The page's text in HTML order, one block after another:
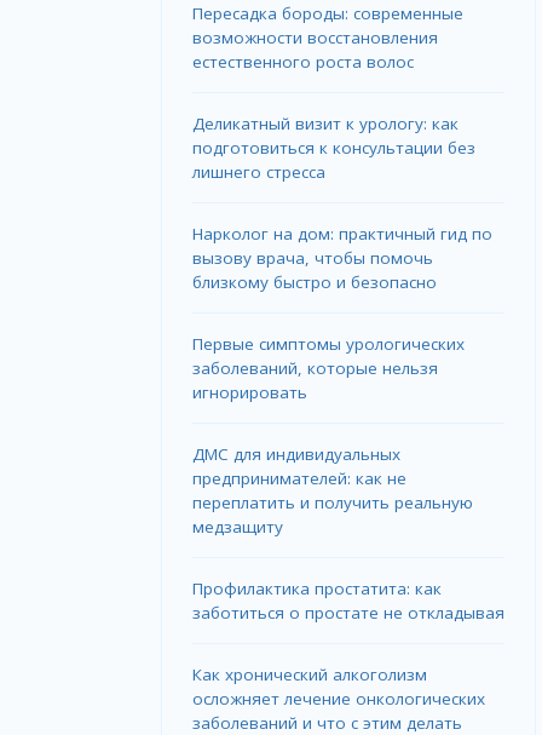
Пересадка бороды: современные
возможности восстановления
естественного роста волос
Деликатный визит к урологу: как
подготовиться к консультации без
лишнего стресса
Нарколог на дом: практичный гид по
вызову врача, чтобы помочь
близкому быстро и безопасно
Первые симптомы урологических
заболеваний, которые нельзя
игнорировать
ДМС для индивидуальных
предпринимателей: как не
переплатить и получить реальную
медзащиту
Профилактика простатита: как
заботиться о простате не откладывая
Как хронический алкоголизм
осложняет лечение онкологических
заболеваний и что с этим делать